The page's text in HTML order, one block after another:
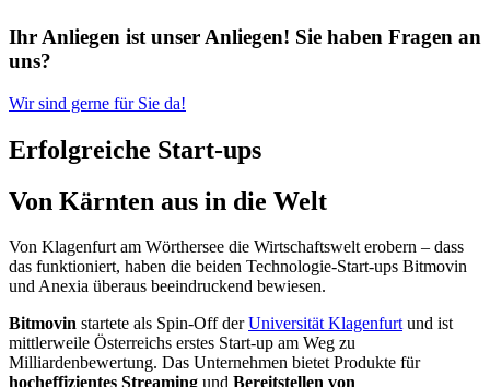
Ihr Anliegen ist unser Anliegen! Sie haben Fragen an
uns?
Wir sind gerne für Sie da!
Erfolgreiche Start-ups
Von Kärnten aus in die Welt
Von Klagenfurt am Wörthersee die Wirtschaftswelt erobern – dass
das funktioniert, haben die beiden Technologie-Start-ups Bitmovin
und Anexia überaus beeindruckend bewiesen.
Bitmovin startete als Spin-Off derUniversität Klagenfurtund ist
mittlerweile Österreichs erstes Start-up am Weg zu
Milliardenbewertung. Das Unternehmen bietet Produkte für
hocheffizientes Streaming und Bereitstellen von